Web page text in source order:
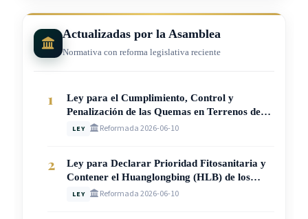
Actualizadas por la Asamblea
Normativa con reforma legislativa reciente
1
Ley para el Cumplimiento, Control y
Penalización de las Quemas en Terrenos de
Aptitud Agrícola y Pecuaria (Ley N° 10942)
LEY Reformada 2026-06-10
2
Ley para Declarar Prioridad Fitosanitaria y
Contener el Huanglongbing (HLB) de los
Cítricos en Costa Rica (Ley N° 10950)
LEY Reformada 2026-06-10